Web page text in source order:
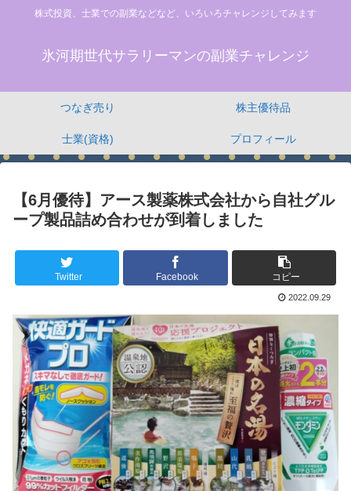
株式投資、士業での副業などなど、いろいろチャレンジしてみます
氷河期世代サラリーマンの副業チャレンジ
つなぎ売り 株主優待品
士業(資格) プロフィール
【6月優待】アース製薬株式会社から自社グル
ープ製品詰め合わせが到着しました
Twitter Facebook コピー
2022.09.29